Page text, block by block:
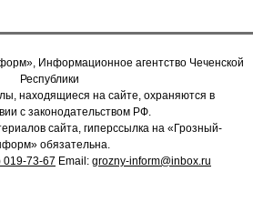
Информационное агентство Чеченской
Республики
находящиеся на сайте, охраняются в
с законодательством РФ.
сайта, гиперссылка на «Грозный-
обязательна.
019-73-67 Email: grozny-inform@inbox.ru